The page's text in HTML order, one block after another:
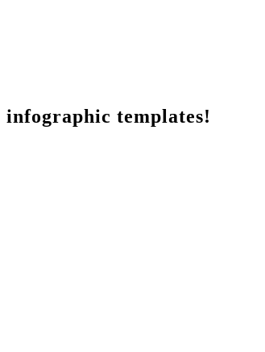
infographic templates!